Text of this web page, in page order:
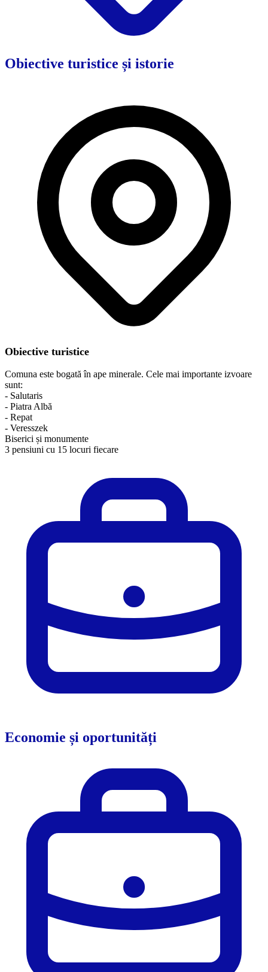
Obiective turistice și istorie
Obiective turistice
Comuna este bogată în ape minerale. Cele mai importante izvoare
sunt:
- Salutaris
- Piatra Albă
- Repat
- Veresszek
Biserici și monumente
3 pensiuni cu 15 locuri fiecare
Economie și oportunități